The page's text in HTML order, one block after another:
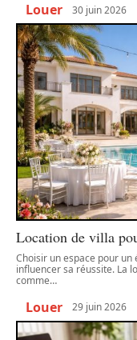
Louer 30 juin 2026
Location de villa
Choisir un espace pour
influencer sa réussite. La
comme…
Louer 29 juin 2026